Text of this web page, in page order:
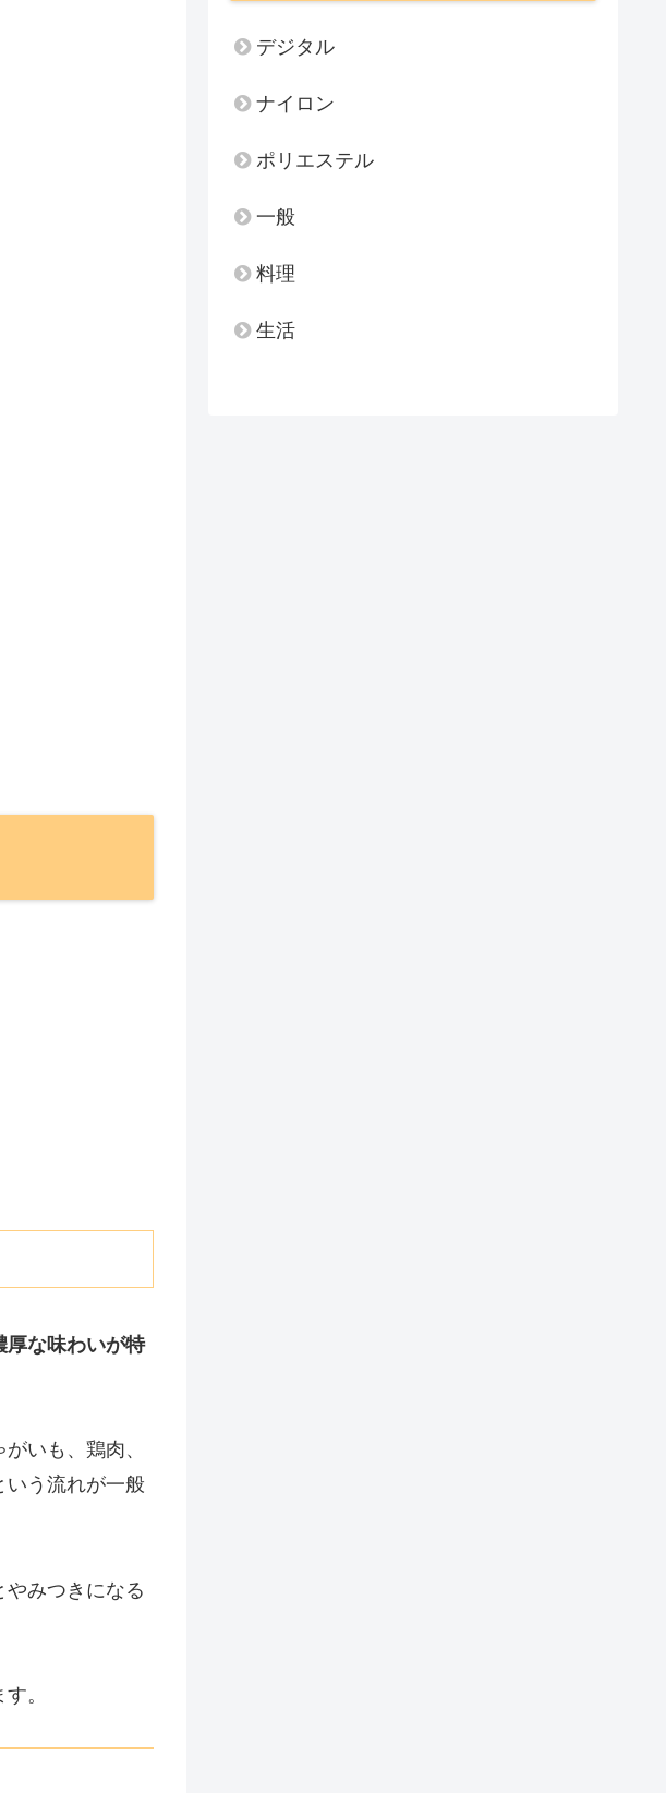
厚な味わいが特
いも、鶏肉、
いう流れが一般
みつきになる
。
デジタル
ナイロン
ポリエステル
一般
料理
生活